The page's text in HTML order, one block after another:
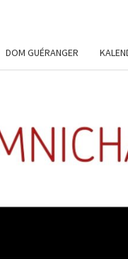
DOM GUÉRANGER